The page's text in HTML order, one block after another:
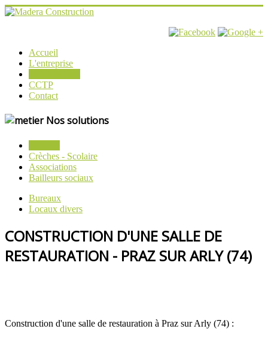
Accueil
L'entreprise
CCTP
Contact
Nos solutions
Crèches - Scolaire
Associations
Bailleurs sociaux
Bureaux
Locaux divers
CONSTRUCTION D'UNE SALLE DE
RESTAURATION - PRAZ SUR ARLY (74)
Construction d'une salle de restauration à Praz sur Arly (74) :